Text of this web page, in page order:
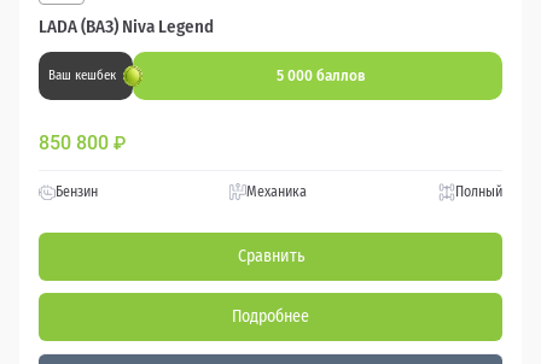
LADA (ВАЗ) Niva Legend
Ваш кешбек 5 000 баллов
850 800 ₽
Бензин Механика Полный
Сравнить
Подробнее